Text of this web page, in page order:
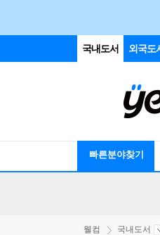
국내도서 외국도
빠른분야찾기
웰컴 국내도서